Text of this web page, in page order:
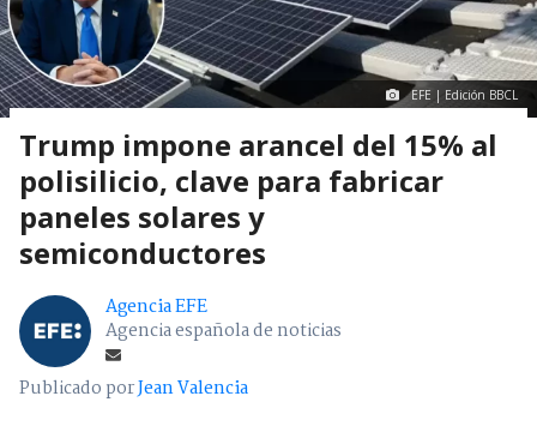
EFE | Edición BBCL
Trump impone arancel del 15% al
polisilicio, clave para fabricar
paneles solares y
semiconductores
Agencia EFE
Agencia española de noticias
Publicado porJean Valencia